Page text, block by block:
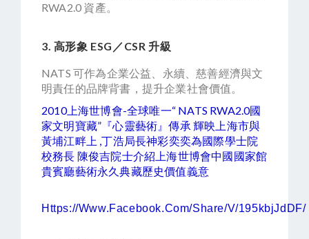
RWA2.0 資產。
3. 高形象 ESG／CSR 升級
NATS 可作為企業公益、永續、慈善經濟與文
明責任的品牌背書，提升企業社會價值。
2010上海世博會-全球唯一“ NATS RWA2.0國
家文明寶藏”『心靈藝術』傳承 輝映上海市與
黃埔江畔上 ,丁浩局長神彩奕奕為國際學士院
校務長 陳俊吉院士介紹上海世博會中國國家館
貴賓廳藝術永久典藏歷史價值義意
Https://www.facebook.com/share/v/195kbjJdDF/